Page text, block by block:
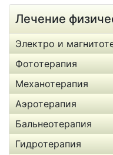
Лечение
Электро и
Фототерапия
Механотерапия
Аэротерапия
Бальнеотерапия
Гидротерапия